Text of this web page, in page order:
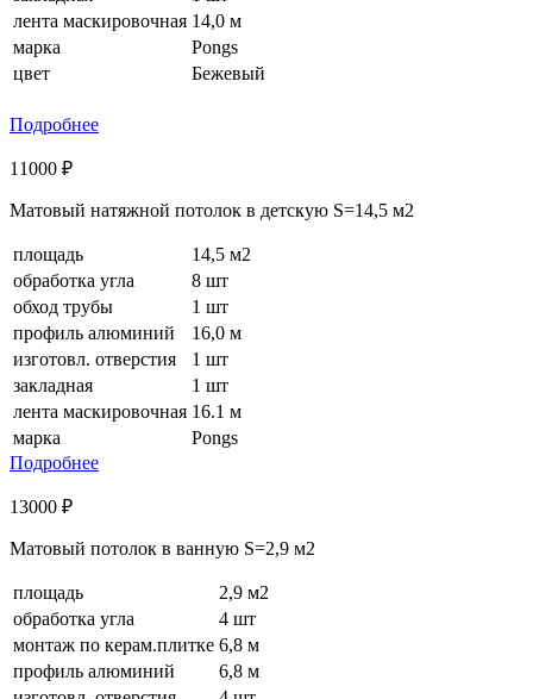
лента маскировочная 14,0 м
марка
Pongs
цвет
Бежевый
Подробнее
11000 ₽
Матовый натяжной потолок в детскую S=14,5 м2
площадь
14,5 м2
обработка угла
8 шт
обход трубы
1 шт
профиль алюминий
16,0 м
изготовл. отверстия
1 шт
закладная
1 шт
лента маскировочная 16.1 м
марка
Pongs
Подробнее
13000 ₽
Матовый потолок в ванную S=2,9 м2
площадь
2,9 м2
обработка угла
4 шт
монтаж по керам.плитке 6,8 м
профиль алюминий
6,8 м